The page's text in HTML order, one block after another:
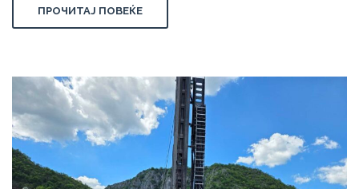
ПРОЧИТАЈ ПОВЕЌЕ